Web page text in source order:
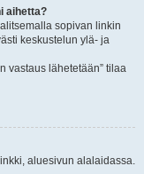
aihetta?
sopivan linkin
keskustelun ylä- ja
vastaus lähetetään” tilaa
aluesivun alalaidassa.